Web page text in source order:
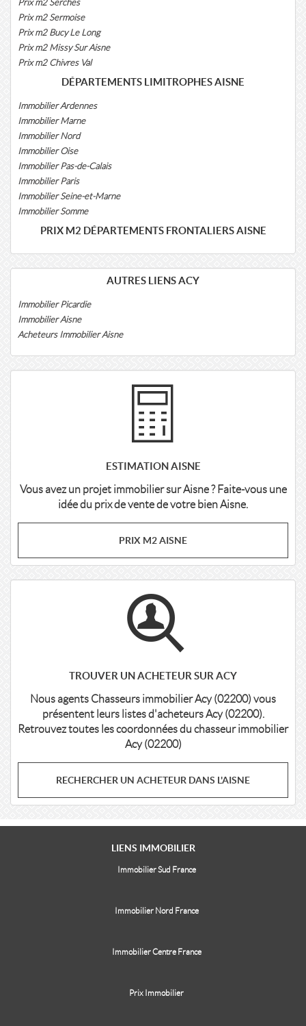
Prix m2 Serches
Prix m2 Sermoise
Prix m2 Bucy Le Long
Prix m2 Missy Sur Aisne
Prix m2 Chivres Val
DÉPARTEMENTS LIMITROPHES AISNE
Immobilier Ardennes
Immobilier Marne
Immobilier Nord
Immobilier Oise
Immobilier Pas-de-Calais
Immobilier Paris
Immobilier Seine-et-Marne
Immobilier Somme
PRIX M2 DÉPARTEMENTS FRONTALIERS AISNE
AUTRES LIENS ACY
Immobilier Picardie
Immobilier Aisne
Acheteurs Immobilier Aisne
ESTIMATION AISNE
Vous avez un projet immobilier sur Aisne ? Faite-vous une
idée du prix de vente de votre bien Aisne.
PRIX M2 AISNE
TROUVER UN ACHETEUR SUR ACY
Nous agents Chasseurs immobilier Acy (02200) vous
présentent leurs listes d'acheteurs Acy (02200).
Retrouvez toutes les coordonnées du chasseur immobilier
Acy (02200)
RECHERCHER UN ACHETEUR DANS L'AISNE
LIENS IMMOBILIER
Immobilier Sud France
Immobilier Nord France
Immobilier Centre France
Prix Immobilier